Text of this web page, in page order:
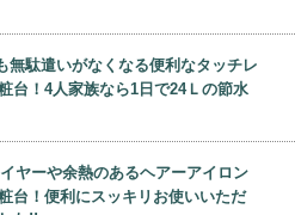
無駄遣いがなくなる便利なタッチレ
台！4人家族なら1日で24Ｌの節水
ヤーや余熱のあるヘアーアイロン
台！便利にスッキリお使いいただ